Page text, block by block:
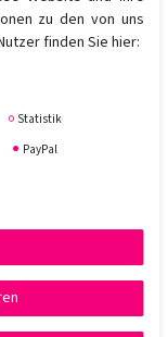
Haar geeignet
lassen –
Für ein
zu den von uns
finden Sie hier:
Statistik
PayPal